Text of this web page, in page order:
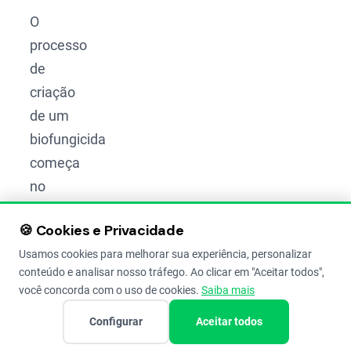
O
processo
de
criação
de um
biofungicida
começa
no
campo.
Os
microrganismos
utilizados
🍪 Cookies e Privacidade
Usamos cookies para melhorar sua experiência, personalizar
conteúdo e analisar nosso tráfego. Ao clicar em "Aceitar todos",
você concorda com o uso de cookies. Saiba mais
Configurar Aceitar todos